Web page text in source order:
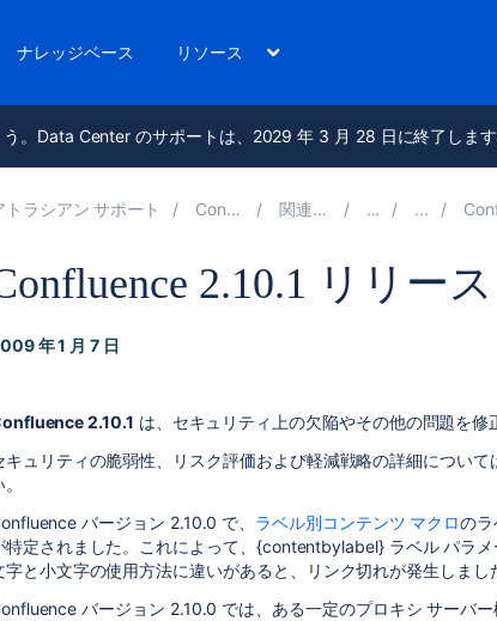
ナレッジベース リソース
。Data Center のサポートは、2029 年 3 月 28 日に終了しま
トラシアン サポート Confluence 10.2 関連ドキュメント Confluence 2
2.10.1 リリー
年 1 月 7 日
2.10.1 は、セキュリティ上の欠陥やその他の問題を修
キュリティの脆弱性、リスク評価および軽減戦略の詳細について
バージョン 2.10.0 で、 ラベル別コンテンツ マクロの
特定されました。これによって、{contentbylabel} ラベル パラ
字と小文字の使用方法に違いがあると、リンク切れが発生しまし
バージョン 2.10.0 では、ある一定のプロキシ サーバ